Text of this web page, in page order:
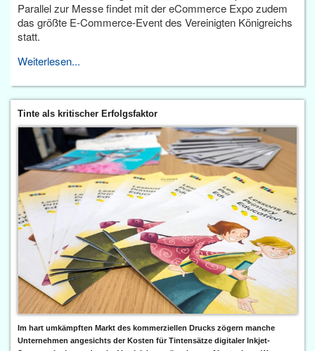
Parallel zur Messe findet mit der eCommerce Expo zudem
das größte E-Commerce-Event des Vereinigten Königreichs
statt.
Weiterlesen...
Tinte als kritischer Erfolgsfaktor
Im hart umkämpften Markt des kommerziellen Drucks zögern manche
Unternehmen angesichts der Kosten für Tintensätze digitaler Inkjet-